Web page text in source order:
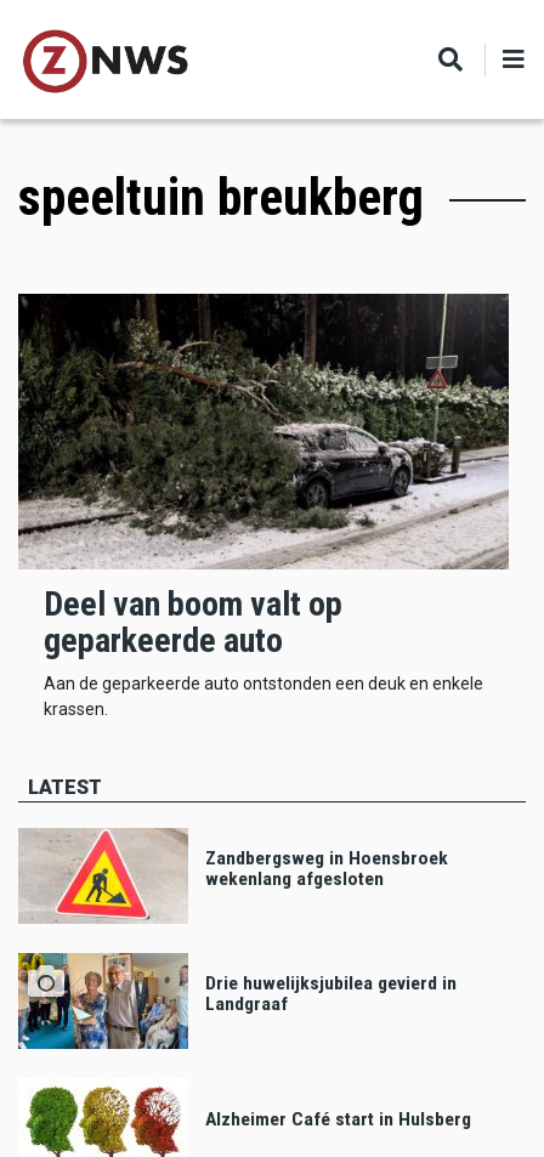
main
content
speeltuin breukberg
Deel van boom valt op
geparkeerde auto
Aan de geparkeerde auto ontstonden een deuk en enkele
krassen.
LATEST
Zandbergsweg in Hoensbroek
wekenlang afgesloten
Drie huwelijksjubilea gevierd in
Landgraaf
Alzheimer Café start in Hulsberg